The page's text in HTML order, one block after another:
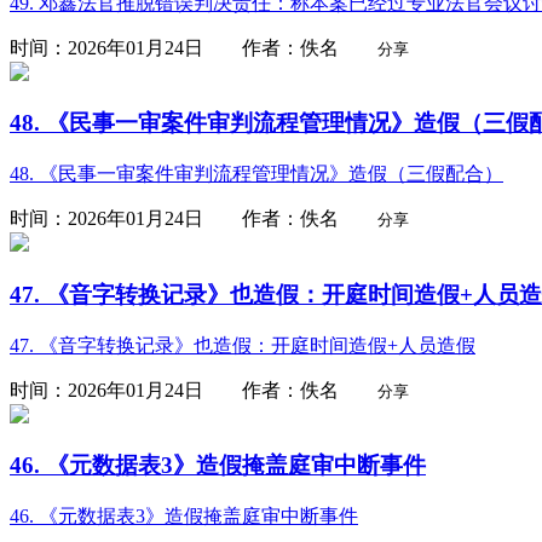
时间：2026年01月24日 作者：佚名 分享
48. 《民事一审案件审判流程管理情况》造假（三假
48. 《民事一审案件审判流程管理情况》造假（三假配合）
时间：2026年01月24日 作者：佚名 分享
47. 《音字转换记录》也造假：开庭时间造假+人员
47. 《音字转换记录》也造假：开庭时间造假+人员造假
时间：2026年01月24日 作者：佚名 分享
46. 《元数据表3》造假掩盖庭审中断事件
46. 《元数据表3》造假掩盖庭审中断事件